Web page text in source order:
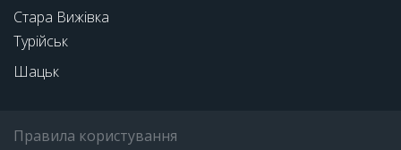
Стара Вижівка
Турійськ
Шацьк
Правила користування